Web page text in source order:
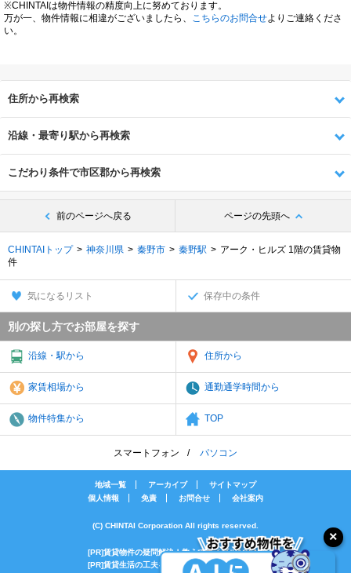
※CHINTAIは物件情報の精度向上に努めております。
万が一、物件情報に相違がございましたら、
こちらのお問合せよりご連絡くださ
い。
住所から再検索
沿線・最寄り駅から再検索
こだわり条件で市区郡から再検索
前のページへ戻る ページの先頭へ
CHINTAIトップ 神奈川県 秦野市 秦野駅
アーク・ヒルズ 1階の賃貸物
件
気になるリスト 保存中の条件
別の探し方でお部屋を探す
沿線・駅から 住所から
家賃相場から 通勤通学時間から
物件特集から TOP
スマートフォン パソコン
地域一覧 アーカイブ
サイトマップ
個人情報
免責 お問合せ 会社案内
(C) CHINTAI Corporation All rights reserved.
[PR]賃貸物件の疑問解決！教えてエイブルAGENT
[PR]賃貸生活の工夫を紹介！CHINTAI情報局